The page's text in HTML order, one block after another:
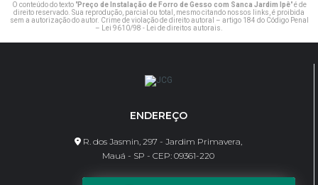
O conteúdo do texto "Preço de Instalação de Forro de Gesso com Sanca Jardim Ipê" é de
direito reservado. Sua reprodução, parcial ou total, mesmo citando nossos links, é proibida
sem a autorização do autor. Crime de violação de direito autoral – artigo 184 do Código Penal
– Lei 9610/98 - Lei de direitos autorais.
ENDEREÇO
R. dos Jasmin, 297 - Jardim Primavera,
Mauá - SP - CEP: 09361-220